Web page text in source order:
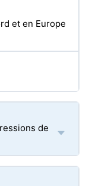
et en Europe
de